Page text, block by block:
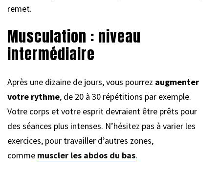
remet.
Musculation : niveau
intermédiaire
Après une dizaine de jours, vous pourrez augmenter
votre rythme, de 20 à 30 répétitions par exemple.
Votre corps et votre esprit devraient être prêts pour
des séances plus intenses. N’hésitez pas à varier les
exercices, pour travailler d’autres zones,
comme muscler les abdos du bas.